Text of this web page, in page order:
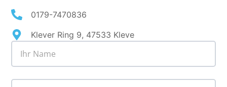
0179-7470836
Klever Ring 9, 47533 Kleve